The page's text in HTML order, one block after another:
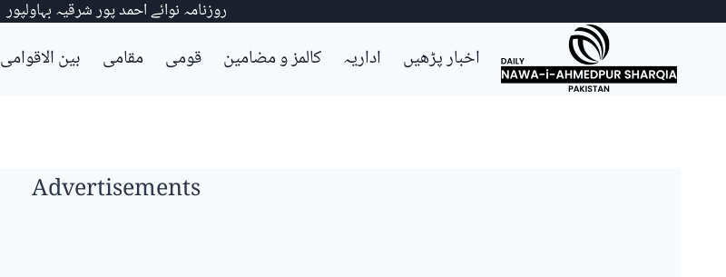
Skip
روزنامہ نوائے احمد پور شرقیہ بہاولپور
اخبار پڑھیں اداریہ کالمز و مضامین قومی مقامی بین الاقوامی
Advertisements